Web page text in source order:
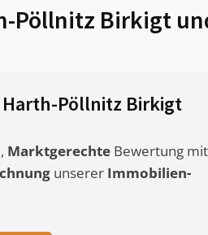
Pöllnitz Birkigt
Harth-Pöllnitz Birkigt
, Marktgerechte Bewertung
unserer Immobilien-